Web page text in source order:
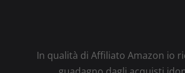
In qualità di Affiliato Amazon io